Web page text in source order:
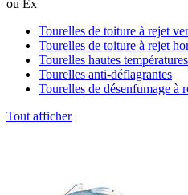
ou Ex
Tourelles de toiture à rejet
Tourelles de toiture à rejet
Tourelles hautes
Tourelles anti-déflagrantes
Tourelles de désenfumage à
Tout afficher